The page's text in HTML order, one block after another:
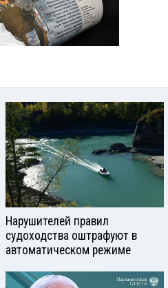
Нарушителей правил
судоходства оштрафуют в
автоматическом режиме